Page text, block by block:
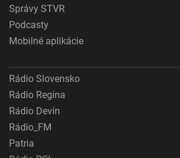
Správy STVR
Podcasty
Mobilné aplikácie
Rádio Slovensko
Rádio Regina
Rádio Devín
Rádio_FM
Patria